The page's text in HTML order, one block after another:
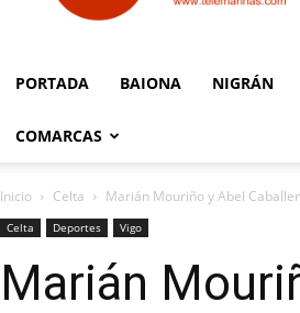
PORTADA BAIONA NIGRÁN
COMARCAS
Inicio Celta Marián Mouriño y Abel
Celta Deportes Vigo
Marián